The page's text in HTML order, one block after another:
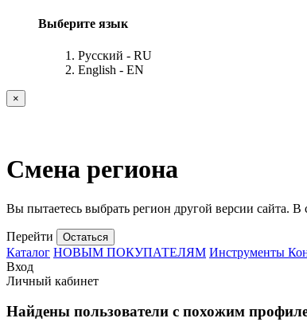
Выберите язык
Русский - RU
English - EN
×
Смена региона
Вы пытаетесь выбрать регион другой версии сайта. В
Перейти Остаться
Каталог НОВЫМ ПОКУПАТЕЛЯМ Инструменты
Вход
Личный кабинет
Найдены пользователи с похожим